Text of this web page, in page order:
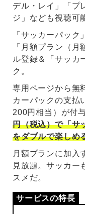
デル・レイ」「プ
ジ」なども視聴可
「サッカーパッ
「月額プラン（
ル登録＆「サッカ
ク。
専用ページから無
カーパックの支払
200円相当）が付
円（税込）で「サ
をダブルで楽しめ
月額プランに加入
見放題。サッカー
スメだ。